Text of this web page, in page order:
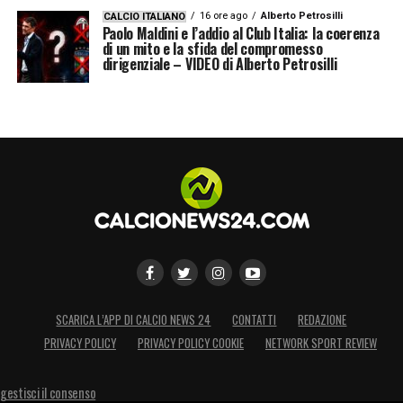
LA PLAYLIST DELLE NOSTRE TOP NEWS
CALCIO ITALIANO 16 ore ago Alberto Petrosilli
Paolo Maldini e l’addio al Club Italia: la coerenza
di un mito e la sfida del compromesso
dirigenziale – VIDEO di Alberto Petrosilli
SCARICA L’APP DI CALCIO NEWS 24 CONTATTI
REDAZIONE
PRIVACY POLICY
PRIVACY POLICY COOKIE NETWORK SPORT REVIEW
gestisci il consenso